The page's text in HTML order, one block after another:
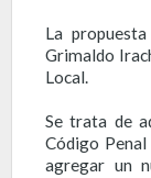
La
Grimaldo
Local.
Se trata de
Código
agregar un